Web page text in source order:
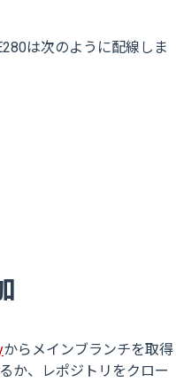
は次のように配線しま
からメインブランチを取得
か、レポジトリをクロー